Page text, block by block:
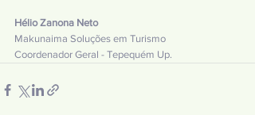
Hélio Zanona Neto
Makunaima Soluções em Turismo
Coordenador Geral - Tepequém Up.